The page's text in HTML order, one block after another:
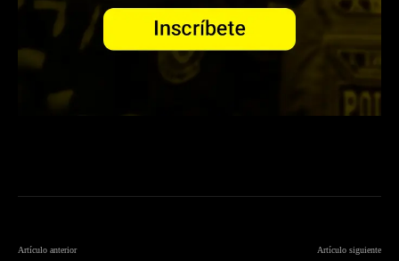
Artículo anterior Artículo siguiente